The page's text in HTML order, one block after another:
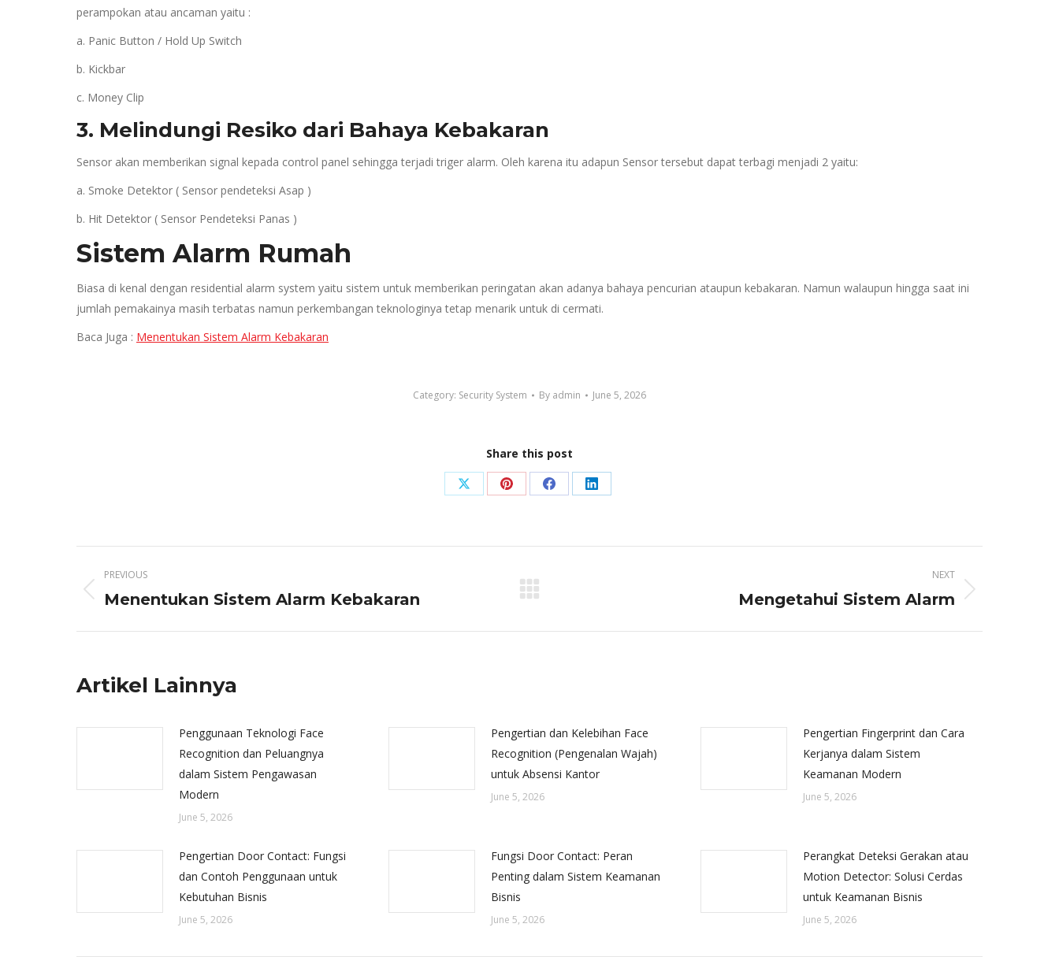
perampokan atau ancaman yaitu :
a. Panic Button / Hold Up Switch
b. Kickbar
c. Money Clip
3. Melindungi Resiko dari Bahaya Kebakaran
Sensor akan memberikan signal kepada control panel sehingga terjadi triger alarm. Oleh karena itu adapun Sensor tersebut dapat terbagi menjadi 2 yaitu:
a. Smoke Detektor ( Sensor pendeteksi Asap )
b. Hit Detektor ( Sensor Pendeteksi Panas )
Sistem Alarm Rumah
Biasa di kenal dengan residential alarm system yaitu sistem untuk memberikan peringatan akan adanya bahaya pencurian ataupun kebakaran. Namun walaupun hingga saat ini
jumlah pemakainya masih terbatas namun perkembangan teknologinya tetap menarik untuk di cermati.
Baca Juga : Menentukan Sistem Alarm Kebakaran
Category: Security System By admin June 5, 2026
Share this post
Share
X
Share
Pinterest
Share
Facebook
Share
LinkedIn
navigation
PREVIOUS
Previous
Menentukan Sistem Alarm Kebakaran
NEXT
Mengetahui Sistem Alarm
Artikel Lainnya
Penggunaan Teknologi Face
Recognition dan Peluangnya
dalam Sistem Pengawasan
Modern
June 5, 2026
Pengertian dan Kelebihan Face
Recognition (Pengenalan Wajah)
untuk Absensi Kantor
June 5, 2026
Pengertian Fingerprint dan Cara
Kerjanya dalam Sistem
Keamanan Modern
June 5, 2026
Pengertian Door Contact: Fungsi
dan Contoh Penggunaan untuk
Kebutuhan Bisnis
June 5, 2026
Fungsi Door Contact: Peran
Penting dalam Sistem Keamanan
Bisnis
June 5, 2026
Perangkat Deteksi Gerakan atau
Motion Detector: Solusi Cerdas
untuk Keamanan Bisnis
June 5, 2026